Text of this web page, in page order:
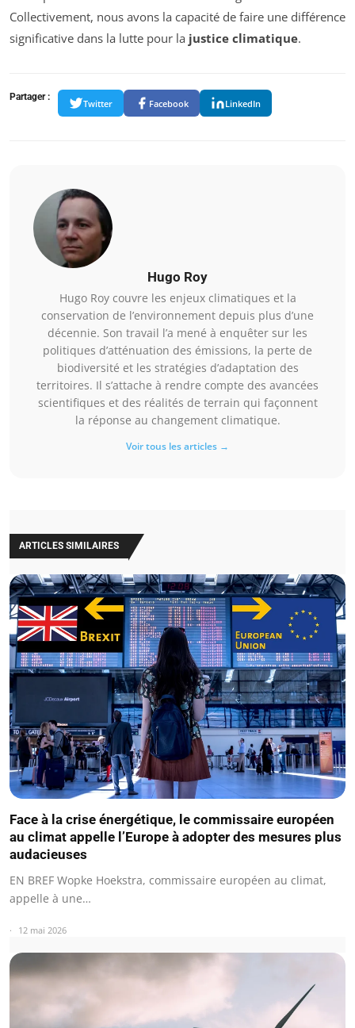
Collectivement, nous avons la capacité de faire une différence
significative dans la lutte pour la justice climatique.
Partager :
Twitter Facebook LinkedIn
Hugo Roy
Hugo Roy couvre les enjeux climatiques et la
conservation de l’environnement depuis plus d’une
décennie. Son travail l’a mené à enquêter sur les
politiques d’atténuation des émissions, la perte de
biodiversité et les stratégies d’adaptation des
territoires. Il s’attache à rendre compte des avancées
scientifiques et des réalités de terrain qui façonnent
la réponse au changement climatique.
Voir tous les articles →
ARTICLES SIMILAIRES
Face à la crise énergétique, le commissaire européen
au climat appelle l’Europe à adopter des mesures plus
audacieuses
EN BREF Wopke Hoekstra, commissaire européen au climat,
appelle à une…
12 mai 2026